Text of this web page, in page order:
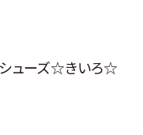
シューズ☆きいろ☆